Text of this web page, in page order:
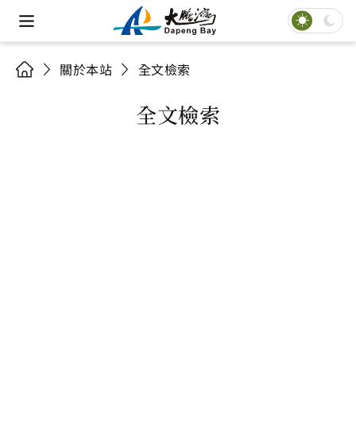
關於本站 全文檢索
全文檢索